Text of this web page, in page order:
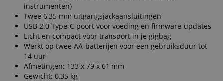
instrumenten)
Twee 6,35 mm uitgangsjackaansluitingen
USB 2.0 Type-C poort voor voeding en firmware-updates
Licht en compact voor transport in je gigbag
Werkt op twee AA-batterijen voor een gebruiksduur tot
14 uur
Afmetingen: 133 x 79 x 61 mm
Gewicht: 0,35 kg